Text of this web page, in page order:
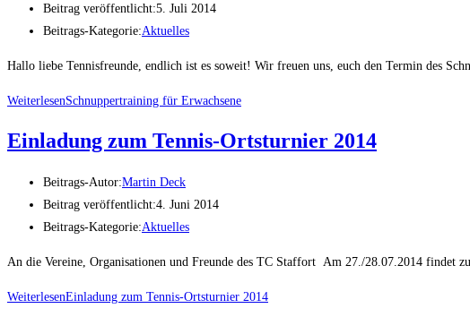
Beitrag veröffentlicht:5. Juli 2014
Beitrags-Kategorie:Aktuelles
Hallo liebe Tennisfreunde, endlich ist es soweit! Wir freuen uns, euch den Termin des
WeiterlesenSchnuppertraining für Erwachsene
Einladung zum Tennis-Ortsturnier 2014
Beitrags-Autor:Martin Deck
Beitrag veröffentlicht:4. Juni 2014
Beitrags-Kategorie:Aktuelles
An die Vereine, Organisationen und Freunde des TC Staffort Am 27./28.07.2014 findet
WeiterlesenEinladung zum Tennis-Ortsturnier 2014